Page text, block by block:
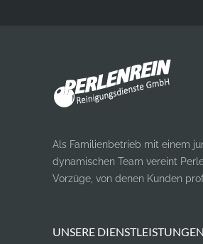
Als Familienbetrieb mit einem
dynamischen Team vereint
Vorzüge, von denen Kunden
UNSERE DIENSTLEISTUNGEN